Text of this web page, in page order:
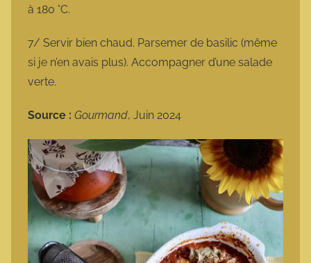
à 180 °C.
7/ Servir bien chaud. Parsemer de basilic (même
si je n’en avais plus). Accompagner d’une salade
verte.
Source : Gourmand, Juin 2024